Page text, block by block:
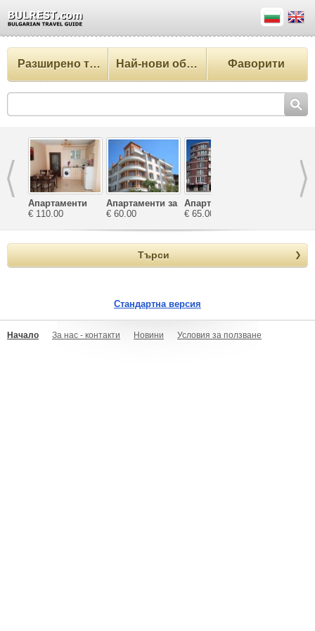
Разширено търсене Най-нови обекти Фаворити
Апартаменти
Зефира
€ 110.00
Апартаменти за
почивка
€ 60.00
Апартаменти
Велека
€ 65.00
Търси
Стандартна версия
Начало За нас - контакти Новини Условия за ползване